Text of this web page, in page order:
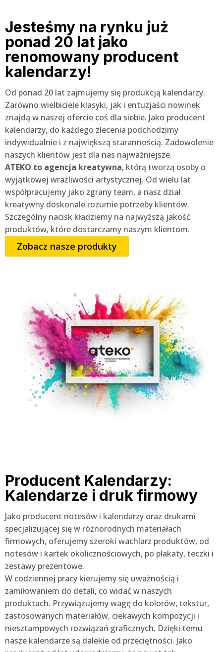
Jesteśmy na rynku już
ponad 20 lat jako
renomowany producent
kalendarzy!
Od ponad 20 lat zajmujemy się produkcją kalendarzy.
Zarówno wielbiciele klasyki, jak i entuzjaści nowinek
znajdą w naszej ofercie coś dla siebie. Jako producent
kalendarzy, do każdego zlecenia podchodzimy
indywidualnie i z największą starannością. Zadowolenie
naszych klientów jest dla nas najważniejsze.
ATEKO to agencja kreatywna, którą tworzą osoby o
wyjątkowej wrażliwości artystycznej. Od wielu lat
współpracujemy jako zgrany team, a nasz dział
kreatywny doskonale rozumie potrzeby klientów.
Szczególny nacisk kładziemy na najwyższą jakość
produktów, które dostarczamy naszym klientom.
Zobacz nasze produkty
Producent Kalendarzy:
Kalendarze i druk firmowy
Jako producent notesów i kalendarzy oraz drukarni
specjalizującej się w różnorodnych materiałach
firmowych, oferujemy szeroki wachlarz produktów, od
notesów i kartek okolicznościowych, po plakaty, teczki i
zestawy prezentowe.
W codziennej pracy kierujemy się uważnością i
zamiłowaniem do detali, co widać w naszych
produktach. Przywiązujemy wagę do kolorów, tekstur,
zastosowanych materiałów, ciekawych kompozycji i
niesztampowych rozwiązań graficznych. Dzięki temu
nasze kalendarze są dalekie od przeciętności. Jako